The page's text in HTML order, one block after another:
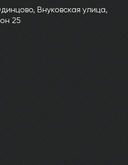
переданы третьим
переданы третьим
Внуковская улица,
25